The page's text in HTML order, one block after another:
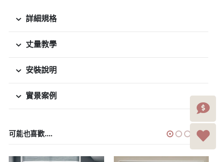
詳細規格
丈量教學
安裝說明
實景案例
可能也喜歡....